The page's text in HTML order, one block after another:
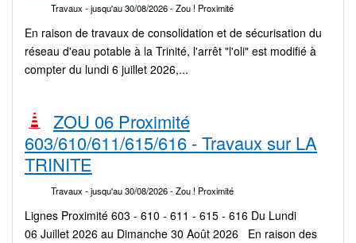
Travaux - jusqu'au 30/08/2026- Zou ! Proximité
En raison de travaux de consolidation et de sécurisation du
réseau d'eau potable à la Trinité, l'arrêt "l'oli" est modifié à
compter du lundi 6 juillet 2026,...
ZOU 06 Proximité
603/610/611/615/616 - Travaux sur LA
TRINITE
Travaux - jusqu'au 30/08/2026- Zou ! Proximité
Lignes Proximité 603 - 610 - 611 - 615 - 616 Du Lundi
06 Juillet 2026 au Dimanche 30 Août 2026 En raison des